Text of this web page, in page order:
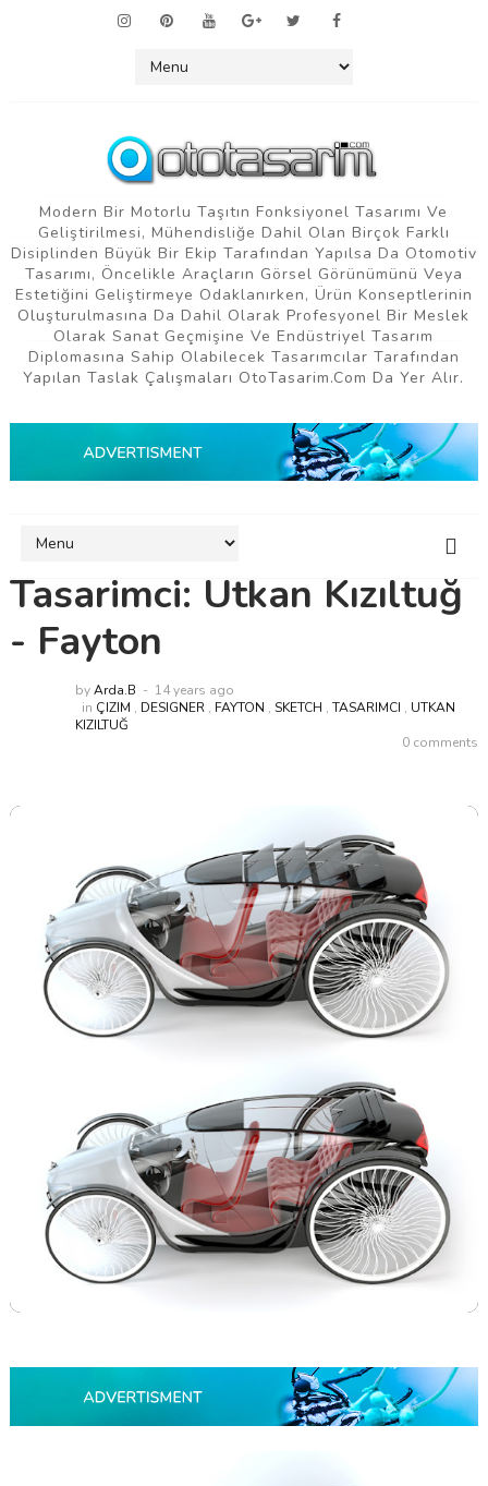
Modern Bir Motorlu Taşıtın Fonksiyonel Tasarımı Ve
Geliştirilmesi, Mühendisliğe Dahil Olan Birçok Farklı
Disiplinden Büyük Bir Ekip Tarafından Yapılsa Da Otomotiv
Tasarımı, Öncelikle Araçların Görsel Görünümünü Veya
Estetiğini Geliştirmeye Odaklanırken, Ürün Konseptlerinin
Oluşturulmasına Da Dahil Olarak Profesyonel Bir Meslek
Olarak Sanat Geçmişine Ve Endüstriyel Tasarım
Diplomasına Sahip Olabilecek Tasarımcılar Tarafından
Yapılan Taslak Çalışmaları OtoTasarim.com Da Yer Alır.
Tasarimci: Utkan Kızıltuğ
- Fayton
byArda.B
14 years ago
in ÇIZIM , DESIGNER, FAYTON , SKETCH , TASARIMCI , UTKAN
KIZILTUĞ
0 comments